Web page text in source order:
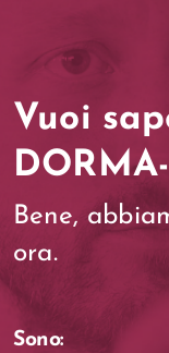
Vuoi
Bene,
ora.
Sono: